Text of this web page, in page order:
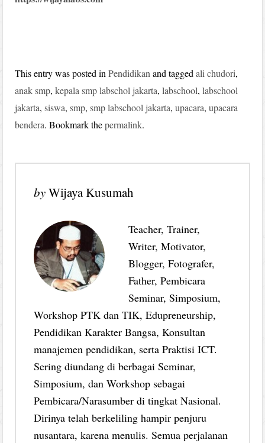
This entry was posted inPendidikan and taggedali chudori,
anak smp,kepala smp labschol jakarta,labschool,labschool
jakarta,siswa,smp,smp labschool jakarta,upacara,upacara
bendera. Bookmark thepermalink.
byWijaya Kusumah
Teacher, Trainer,
Writer, Motivator,
Blogger, Fotografer,
Father, Pembicara
Seminar, Simposium,
Workshop PTK dan TIK, Edupreneurship,
Pendidikan Karakter Bangsa, Konsultan
manajemen pendidikan, serta Praktisi ICT.
Sering diundang di berbagai Seminar,
Simposium, dan Workshop sebagai
Pembicara/Narasumber di tingkat Nasional.
Dirinya telah berkeliling hampir penjuru
nusantara, karena menulis. Semua perjalanan